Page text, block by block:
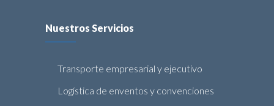
Nuestros Servicios
Transporte empresarial y ejecutivo
Logística de enventos y convenciones